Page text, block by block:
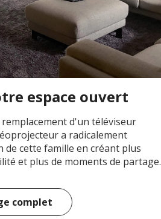
espace ouvert
d'un téléviseur
a radicalement
cette famille en créant plus
et plus de moments de partage.
complet